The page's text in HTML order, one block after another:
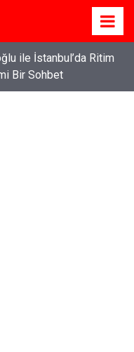
ile İstanbul’da Ritim
Bir Sohbet